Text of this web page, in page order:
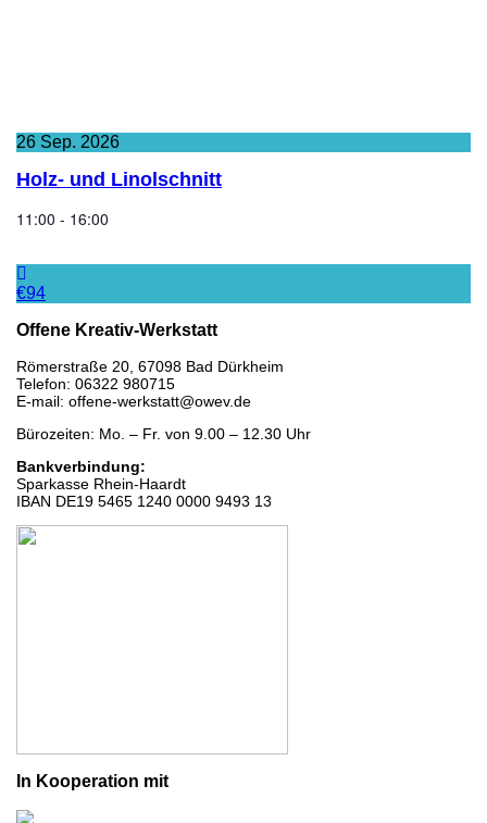
26 Sep. 2026
Holz- und Linolschnitt
11:00 - 16:00
€94
Offene Kreativ-Werkstatt
Römerstraße 20, 67098 Bad Dürkheim
Telefon: 06322 980715
E-mail: offene-werkstatt@owev.de
Bürozeiten: Mo. – Fr. von 9.00 – 12.30 Uhr
Bankverbindung:
Sparkasse Rhein-Haardt
IBAN DE19 5465 1240 0000 9493 13
In Kooperation mit